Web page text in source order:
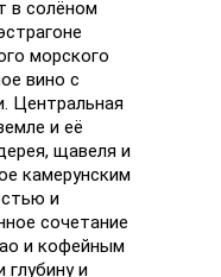
в солёном
морского
вино с
Центральная
и её
щавеля и
камерунским
и
сочетание
и кофейным
и